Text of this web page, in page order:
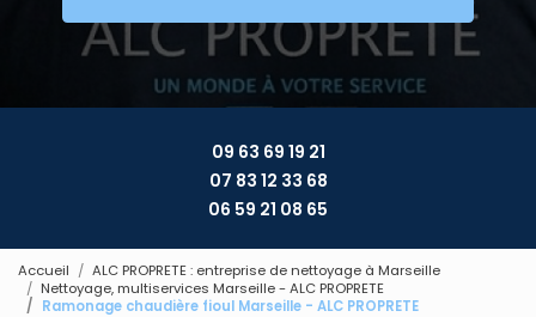
09 63 69 19 21
07 83 12 33 68
06 59 21 08 65
Accueil
ALC PROPRETE : entreprise de nettoyage à Marseille
Nettoyage, multiservices Marseille - ALC PROPRETE
Ramonage chaudière fioul Marseille - ALC PROPRETE